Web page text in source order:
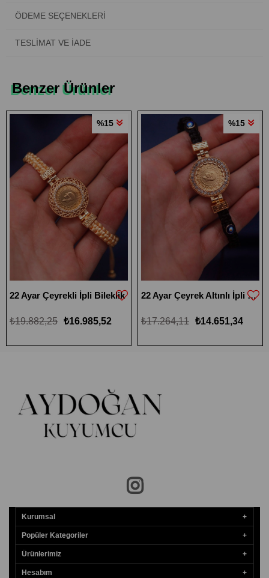
ÖDEME SEÇENEKLERI
TESLIMAT VE İADE
Benzer Ürünler
22 Ayar Çeyrekli İpli Bileklik
₺16.985,52
₺19.882,25
%15
22 Ayar Çeyrek Altınlı İpli Bileklik
₺14.651,34
₺17.264,11
%15
Kurumsal
Popüler Kategoriler
Ürünlerimiz
Hesabım